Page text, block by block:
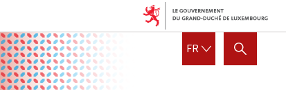
FRFRANÇAIS
AFFICHER / MASQUER LA